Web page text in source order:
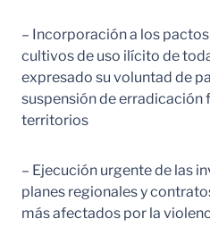
– Incorporación a los
cultivos de uso ilícito de
expresado su voluntad de
suspensión de erradicación
territorios
– Ejecución urgente de las
planes regionales y
más afectados por la